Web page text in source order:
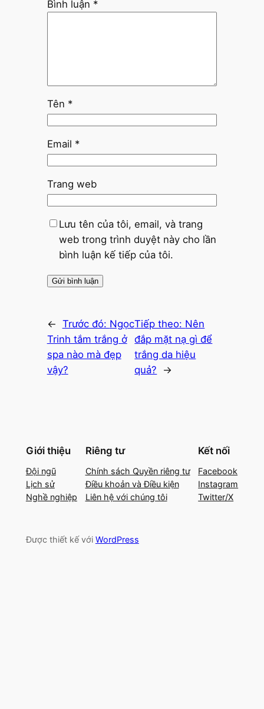
Bình luận *
Tên *
Email *
Trang web
Lưu tên của tôi, email, và trang
web trong trình duyệt này cho lần
bình luận kế tiếp của tôi.
← Trước đó: Ngọc
Trinh tắm trắng ở
spa nào mà đẹp
vậy?
Tiếp theo: Nên
đắp mặt nạ gì để
trắng da hiệu
quả?
→
Giới thiệu
Đội ngũ
Lịch sử
Nghề nghiệp
Riêng tư
Chính sách Quyền riêng tư
Điều khoản và Điều kiện
Liên hệ với chúng tôi
Kết nối
Facebook
Instagram
Twitter/X
Được thiết kế với WordPress